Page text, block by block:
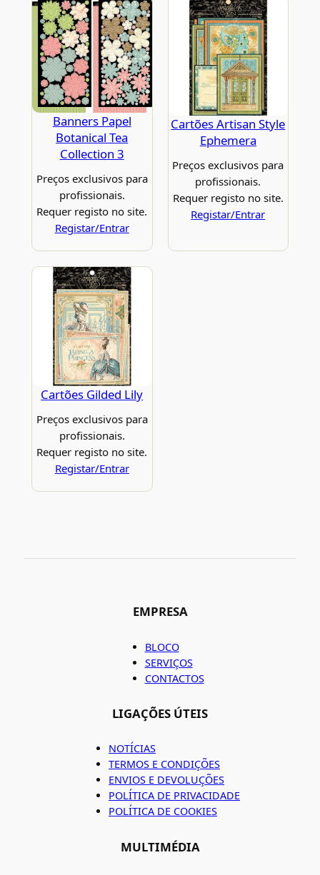
Banners Papel
Botanical Tea
Collection 3
Preços exclusivos para
profissionais.
Requer registo no site.
Registar/Entrar
Cartões Artisan Style
Ephemera
Preços exclusivos para
profissionais.
Requer registo no site.
Registar/Entrar
Cartões Gilded Lily
Preços exclusivos para
profissionais.
Requer registo no site.
Registar/Entrar
EMPRESA
BLOCO
SERVIÇOS
CONTACTOS
LIGAÇÕES ÚTEIS
NOTÍCIAS
TERMOS E CONDIÇÕES
ENVIOS E DEVOLUÇÕES
POLÍTICA DE PRIVACIDADE
POLÍTICA DE COOKIES
MULTIMÉDIA